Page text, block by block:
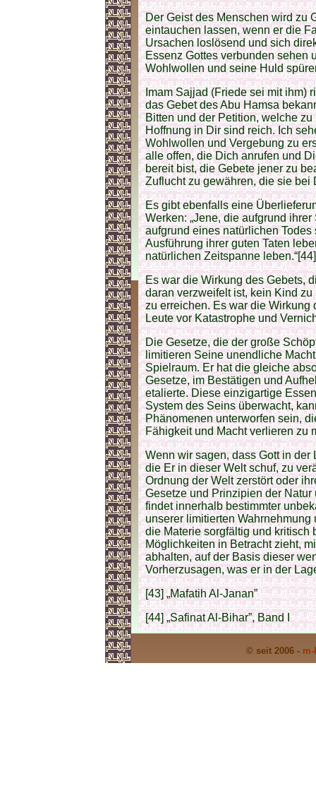
Der Geist des Menschen wird zu
eintauchen lassen, wenn er die
Ursachen loslösend und sich
Essenz Gottes verbunden sehen
Wohlwollen und seine Huld
Imam Sajjad (Friede sei mit ihm)
das Gebet des Abu Hamsa
Bitten und der Petition, welche
Hoffnung in Dir sind reich. Ich
Wohlwollen und Vergebung zu
alle offen, die Dich anrufen und
bereit bist, die Gebete jener zu
Zuflucht zu gewähren, die sie bei
Es gibt ebenfalls eine
Werken: „Jene, die aufgrund
aufgrund eines natürlichen
Ausführung ihrer guten Taten
natürlichen Zeitspanne leben.“[44]
Es war die Wirkung des Gebets,
daran verzweifelt ist, kein Kind
zu erreichen. Es war die
Leute vor Katastrophe und
Die Gesetze, die der große
limitieren Seine unendliche
Spielraum. Er hat die gleiche
Gesetze, im Bestätigen und
etalierte. Diese einzigartige
System des Seins überwacht,
Phänomenen unterworfen sein,
Fähigkeit und Macht verlieren zu
Wenn wir sagen, dass Gott in
die Er in dieser Welt schuf, zu
Ordnung der Welt zerstört oder
Gesetze und Prinzipien der
findet innerhalb bestimmter
unserer limitierten
die Materie sorgfältig und kritisch
Möglichkeiten in Betracht zieht,
abhalten, auf der Basis dieser
Vorherzusagen, was er in der
[43] „Mafatih Al-Janan”
[44] „Safinat Al-Bihar”, Band I
© seit 2006 -